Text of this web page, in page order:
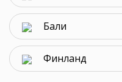
Бали
Финланд